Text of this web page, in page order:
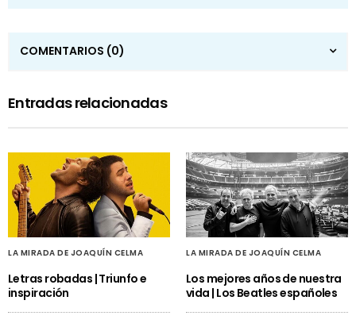
COMENTARIOS (0)
Entradas relacionadas
LA MIRADA DE JOAQUÍN CELMA
Letras robadas | Triunfo e
inspiración
LA MIRADA DE JOAQUÍN CELMA
Los mejores años de nuestra
vida | Los Beatles españoles